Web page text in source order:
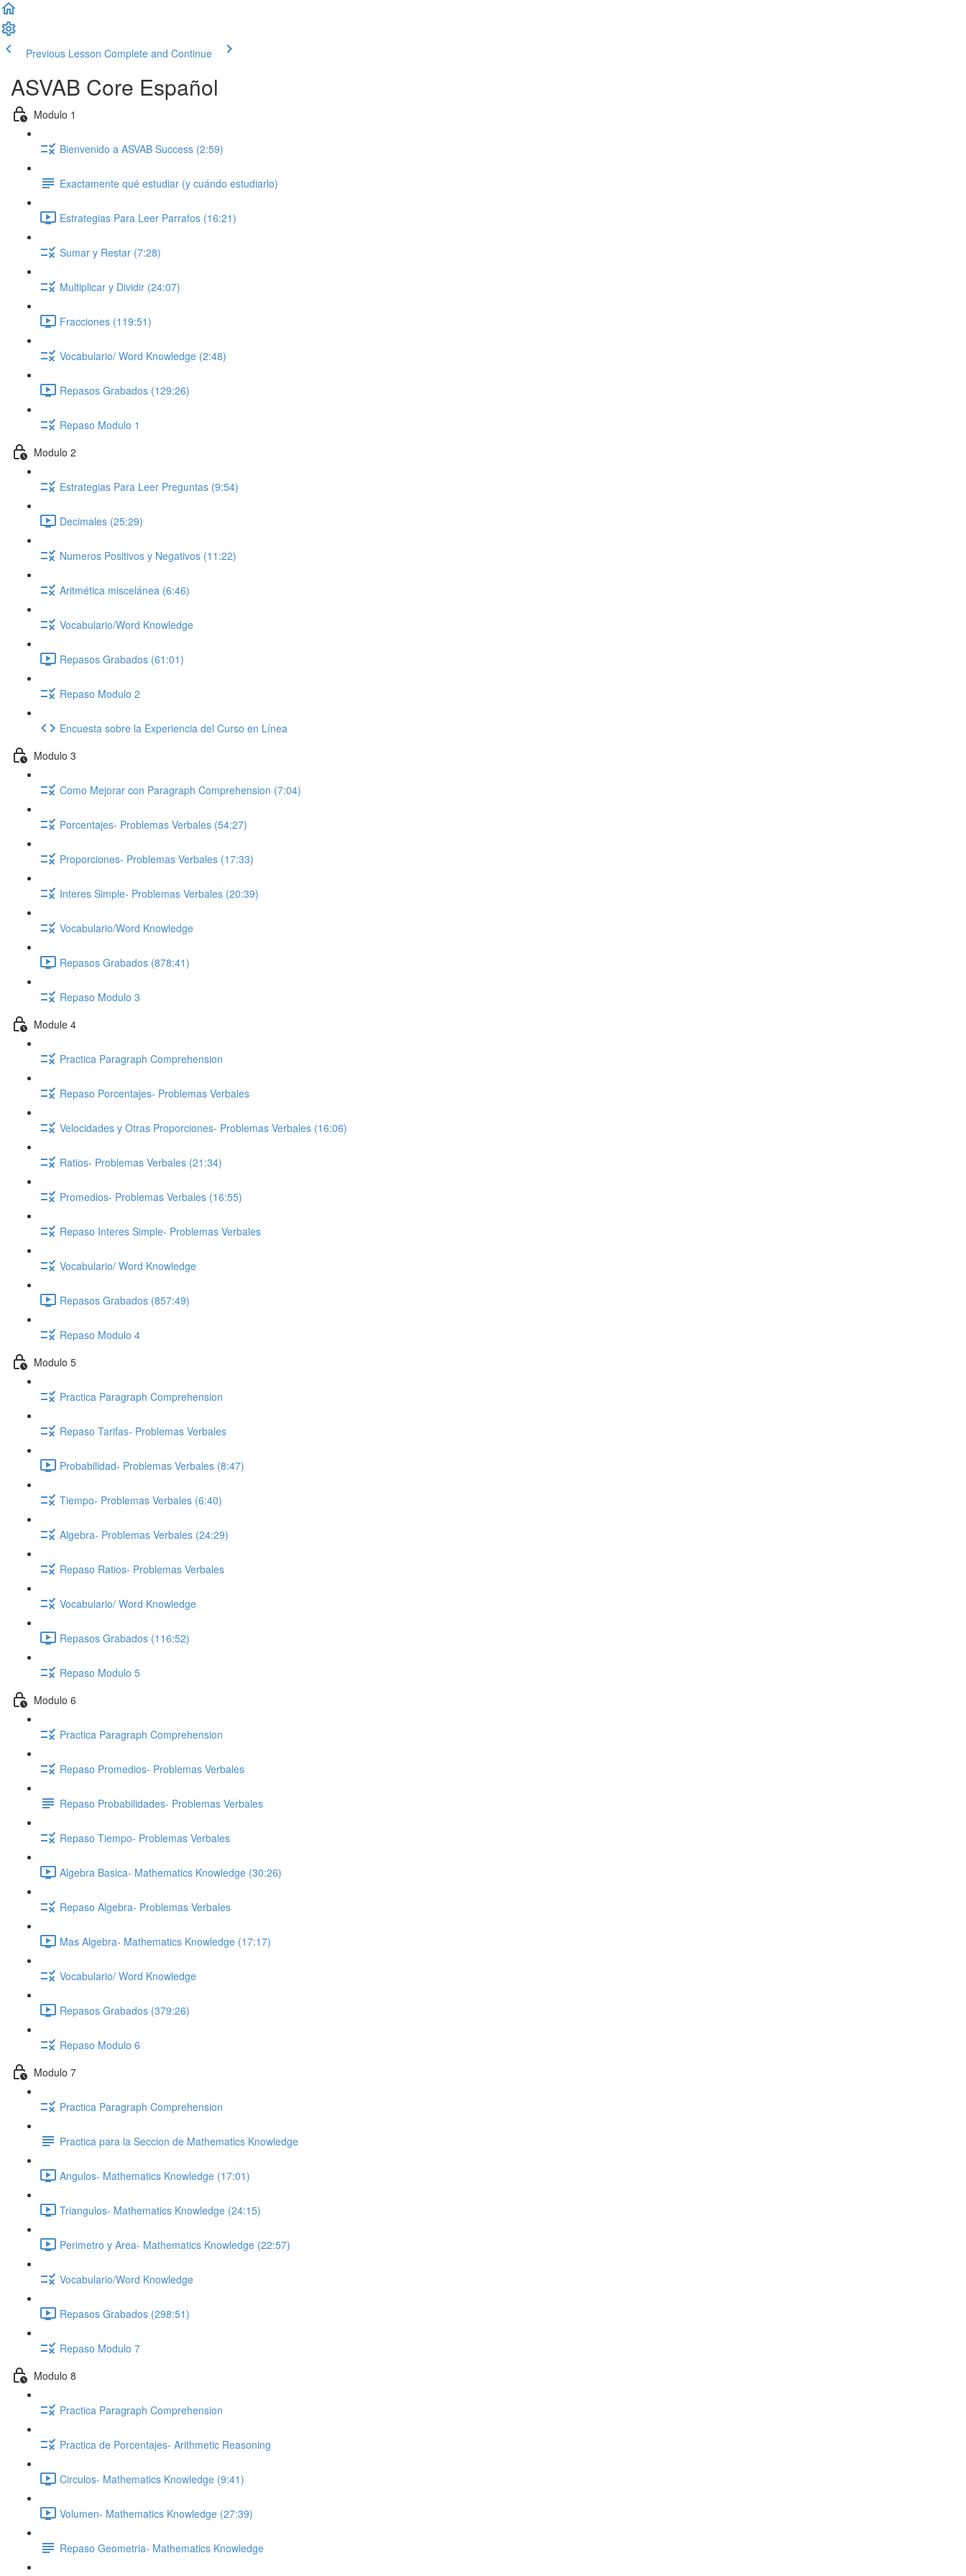
Previous Lesson Complete and Continue
ASVAB Core Español
Modulo 1
Bienvenido a ASVAB Success (2:59)
Exactamente qué estudiar (y cuándo estudiarlo)
Estrategias Para Leer Parrafos (16:21)
Sumar y Restar (7:28)
Multiplicar y Dividir (24:07)
Fracciones (119:51)
Vocabulario/ Word Knowledge (2:48)
Repasos Grabados (129:26)
Repaso Modulo 1
Modulo 2
Estrategias Para Leer Preguntas (9:54)
Decimales (25:29)
Numeros Positivos y Negativos (11:22)
Aritmética miscelánea (6:46)
Vocabulario/Word Knowledge
Repasos Grabados (61:01)
Repaso Modulo 2
Encuesta sobre la Experiencia del Curso en Línea
Modulo 3
Como Mejorar con Paragraph Comprehension (7:04)
Porcentajes- Problemas Verbales (54:27)
Proporciones- Problemas Verbales (17:33)
Interes Simple- Problemas Verbales (20:39)
Vocabulario/Word Knowledge
Repasos Grabados (878:41)
Repaso Modulo 3
Module 4
Practica Paragraph Comprehension
Repaso Porcentajes- Problemas Verbales
Velocidades y Otras Proporciones- Problemas Verbales (16:06)
Ratios- Problemas Verbales (21:34)
Promedios- Problemas Verbales (16:55)
Repaso Interes Simple- Problemas Verbales
Vocabulario/ Word Knowledge
Repasos Grabados (857:49)
Repaso Modulo 4
Modulo 5
Practica Paragraph Comprehension
Repaso Tarifas- Problemas Verbales
Probabilidad- Problemas Verbales (8:47)
Tiempo- Problemas Verbales (6:40)
Algebra- Problemas Verbales (24:29)
Repaso Ratios- Problemas Verbales
Vocabulario/ Word Knowledge
Repasos Grabados (116:52)
Repaso Modulo 5
Modulo 6
Practica Paragraph Comprehension
Repaso Promedios- Problemas Verbales
Repaso Probabilidades- Problemas Verbales
Repaso Tiempo- Problemas Verbales
Algebra Basica- Mathematics Knowledge (30:26)
Repaso Algebra- Problemas Verbales
Mas Algebra- Mathematics Knowledge (17:17)
Vocabulario/ Word Knowledge
Repasos Grabados (379:26)
Repaso Modulo 6
Modulo 7
Practica Paragraph Comprehension
Practica para la Seccion de Mathematics Knowledge
Angulos- Mathematics Knowledge (17:01)
Triangulos- Mathematics Knowledge (24:15)
Perimetro y Area- Mathematics Knowledge (22:57)
Vocabulario/Word Knowledge
Repasos Grabados (298:51)
Repaso Modulo 7
Modulo 8
Practica Paragraph Comprehension
Practica de Porcentajes- Arithmetic Reasoning
Circulos- Mathematics Knowledge (9:41)
Volumen- Mathematics Knowledge (27:39)
Repaso Geometria- Mathematics Knowledge